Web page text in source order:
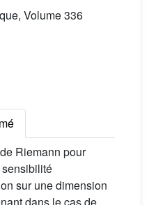
Volume 336
Riemann pour
sur une dimension